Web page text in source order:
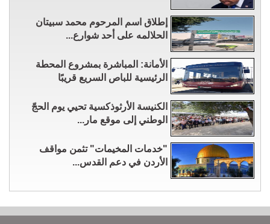
إطلاق اسم المرحوم محمد سبيتان
الحلالمه على أحد شوارع...
الأمانة: المباشرة بمشروع المحطة
الرئيسية للباص السريع قريبًا
الكنيسة الأرثوذكسية تحيي يوم الحجّ
الوطني إلى موقع مار...
"خدمات المخيمات" تثمن مواقف
الأردن في دعم القدس...